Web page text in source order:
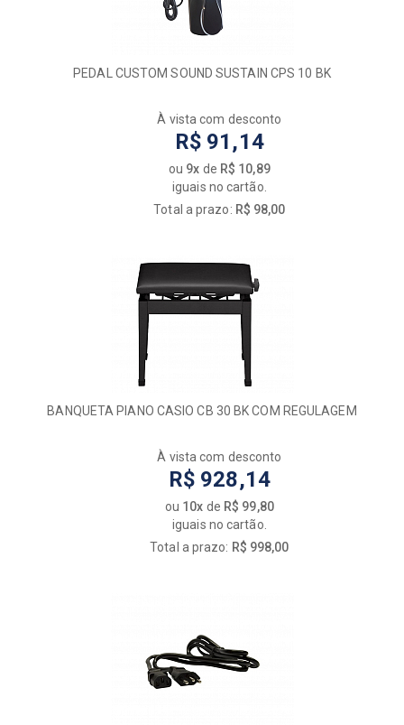
PEDAL CUSTOM SOUND SUSTAIN CPS 10 BK
À vista com desconto
R$ 91,14
ou 9x de R$ 10,89
iguais no cartão.
Total a prazo: R$ 98,00
BANQUETA PIANO CASIO CB 30 BK COM REGULAGEM
À vista com desconto
R$ 928,14
ou 10x de R$ 99,80
iguais no cartão.
Total a prazo: R$ 998,00